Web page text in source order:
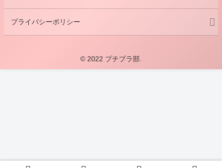
プライバシーポリシー
© 2022 プチプラ部.